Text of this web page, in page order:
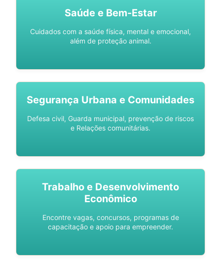
Saúde e Bem-Estar
Cuidados com a saúde física, mental e emocional,
além de proteção animal.
Segurança Urbana e Comunidades
Defesa civil, Guarda municipal, prevenção de riscos
e Relações comunitárias.
Trabalho e Desenvolvimento
Econômico
Encontre vagas, concursos, programas de
capacitação e apoio para empreender.